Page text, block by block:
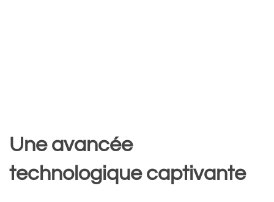
Une avancée
technologique captivante